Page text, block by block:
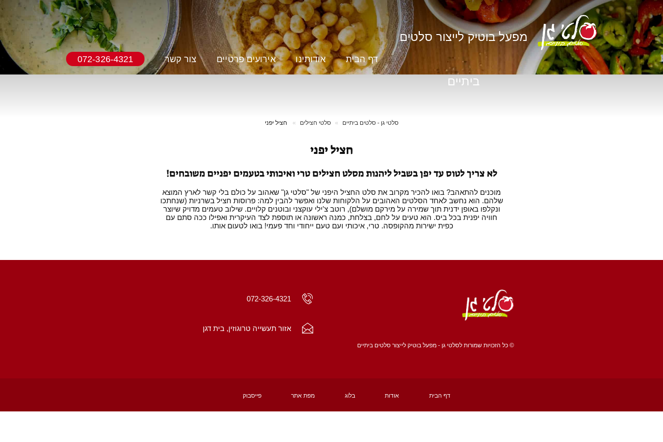
מפעל בוטיק לייצור סלטים
ביתיים
דף הבית אודותינו אירועים פרטיים צור קשר 072-326-4321
סלטי גן - סלטים ביתיים סלטי חצילים חציל יפני
חציל יפני
לא צריך לטוס עד יפן בשביל ליהנות מסלט חצילים טרי ואיכותי בטעמים יפניים משובחים!
מוכנים להתאהב? בואו להכיר מקרוב את סלט החציל היפני של "סלטי גן" שאהוב על כולם בלי קשר לארץ המוצא
שלהם. הוא נחשב לאחד הסלטים האהובים על הלקוחות שלנו ואפשר להבין למה: פרוסות חציל בשרניות (שנחתכו
ונקלפו באופן ידנית תוך שמירה על מירקם מושלם), רוטב צ'ילי עוקצני ובוטנים קלויים. שילוב טעמים מדויק שיוצר
חוויה יפנית בכל ביס. הוא טעים על לחם, בצלחת, כמנה ראשונה או תוספת לצד העיקרית ואפילו ככה סתם עם
כפית ישירות מהקופסה. טרי, איכותי ועם טעם ייחודי וחד פעמי! בואו לטעום אותו.
© כל הזכויות שמורות לסלטי גן - מפעל בוטיק לייצור סלטים ביתיים
072-326-4321
אזור תעשייה טרוגוזין, בית דגן
דף הבית אודות בלוג מפת אתר פייסבוק